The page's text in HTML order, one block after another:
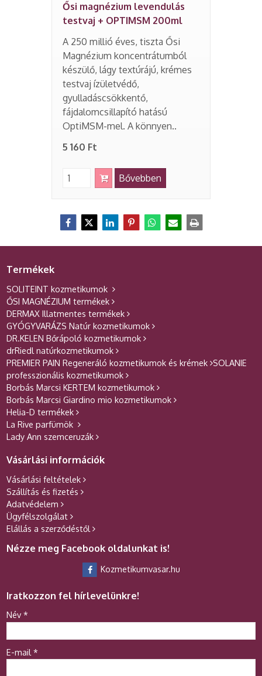
Ősi magnézium levendulás
testvaj + OPTIMSM 200ml
A 250 millió éves, tiszta Ősi
Magnézium koncentrátumból
készülő, lágy textúrájú, krémes
testvaj ízületvédő,
gyulladáscsökkentő,
fájdalomcsillapító hatású
OptiMSM-mel. A könnyen..
5 160 Ft
Bővebben
Termékek
SOLITEINT kozmetikumok
ŐSI MAGNÉZIUM termékek
DERMAX Illatmentes termékek
GYÓGYVARÁZS Natúr kozmetikumok
DR.KELEN Bőrápoló kozmetikumok
drRiedl natúrkozmetikumok
PREMIER PAIN Regeneráló kozmetikumok és krémek SOLANIE
professzionális kozmetikumok
Borbás Marcsi KERTEM kozmetikumok
Borbás Marcsi Giardino mio kozmetikumok
Helia-D termékek
La Rive parfümök
Lady Ann szemceruzák
Vásárlási információk
Vásárlási feltételek
Szállítás és fizetés
Adatvédelem
Ügyfélszolgálat
Elállás a szerződéstől
Nézze meg Facebook oldalunkat is!
Kozmetikumvasar.hu
Iratkozzon fel hírlevelünkre!
-
-
Név *
E-mail *